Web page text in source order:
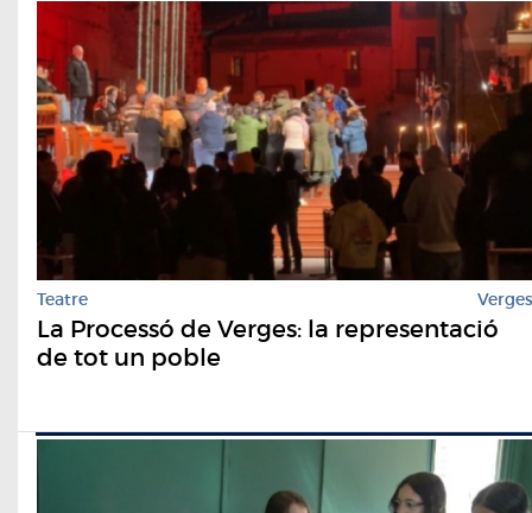
Teatre Verges
La Processó de Verges: la representació
de tot un poble